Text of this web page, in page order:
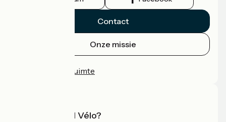
Contact
Onze missie
Professionele ruimte
Wat is Accueil Vélo?